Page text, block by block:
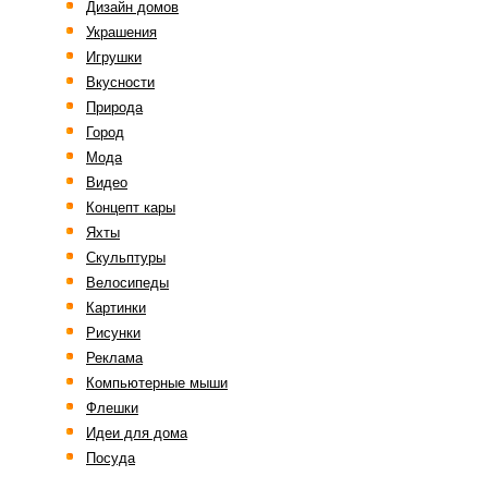
Дизайн домов
Украшения
Игрушки
Вкусности
Природа
Город
Мода
Видео
Концепт кары
Яхты
Скульптуры
Велосипеды
Картинки
Рисунки
Реклама
Компьютерные мыши
Флешки
Идеи для дома
Посуда